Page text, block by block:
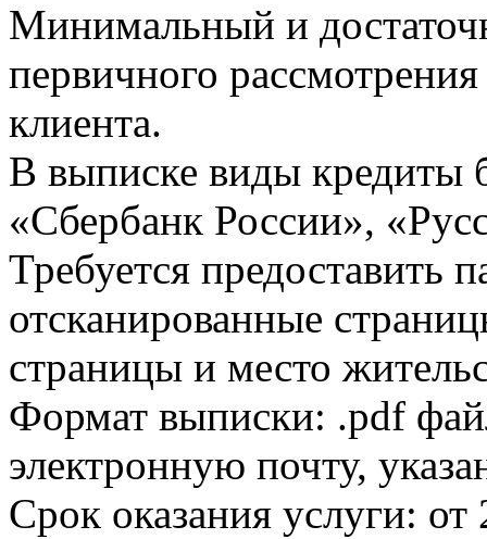
Минимальный и
первичного
клиента.
В выписке виды кредиты
«Сбербанк России»,
Требуется предоставить
отсканированные
страницы и место
Формат выписки: .pdf
электронную почту,
Срок оказания услуги: от